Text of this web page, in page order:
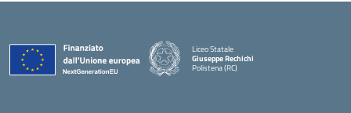
Liceo Statale
Giuseppe Rechichi
Polistena (RC)